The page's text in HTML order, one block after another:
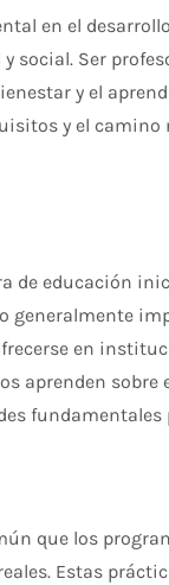
en el
social. Ser
y el
y el
de educación
generalmente
en
aprenden
que los
Estas